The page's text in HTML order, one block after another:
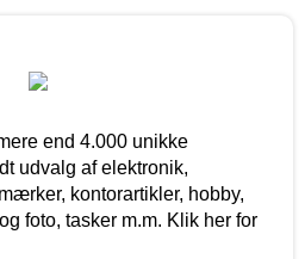
end 4.000 unikke
udvalg af elektronik,
kontorartikler, hobby,
foto, tasker m.m. Klik her for